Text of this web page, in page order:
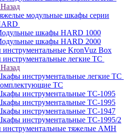
Назад
модульные шкафы серии
шкафы HARD 1000
шкафы HARD 2000
KronVuz Box
легкие ТС
Назад
инструментальные легкие ТС
ТС
инструментальные TC-1095
инструментальные TC-1995
инструментальные ТС-1947
инструментальные ТС-1995/2
тяжелые AMH